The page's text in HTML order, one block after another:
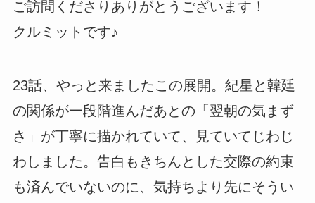
ご訪問くださりありがとうございます！
クルミットです♪
23話、やっと来ましたこの展開。紀星と韓廷
の関係が一段階進んだあとの「翌朝の気まず
さ」が丁寧に描かれていて、見ていてじわじ
わしました。告白もきちんとした交際の約束
も済んでいないのに、気持ちより先にそうい